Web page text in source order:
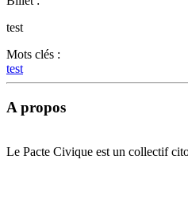
test
Mots clés :
test
A propos
Le Pacte Civique est un collectif